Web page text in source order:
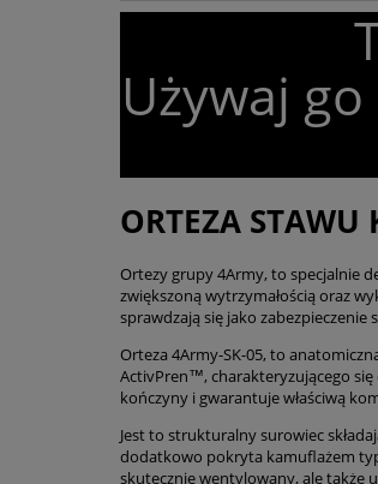
Używaj
ORTEZA STAWU
Ortezy grupy 4Army, to specjalnie
zwiększoną wytrzymałością oraz
sprawdzają się jako
Orteza 4Army-SK-05, to
ActivPren™, charakteryzującego się
kończyny i gwarantuje właściwą
Jest to strukturalny surowiec
dodatkowo pokryta kamuflażem
skutecznie wentylowany, ale także